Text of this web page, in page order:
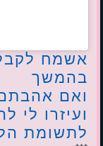
אשמח
בהמשך
ואם
ועיזרו לי
לתשומת